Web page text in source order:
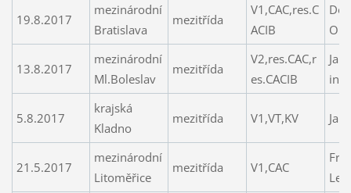
19.8.2017
mezinárodní
Bratislava
mezitřída
V1,CAC,res.C
ACIB
13.8.2017
mezinárodní
Ml.Boleslav
mezitřída
V2,res.CAC,r
es.CACIB
ing.
5.8.2017
krajská
Kladno
mezitřída V1,VT,KV
21.5.2017
mezinárodní
Litoměřice
mezitřída V1,CAC